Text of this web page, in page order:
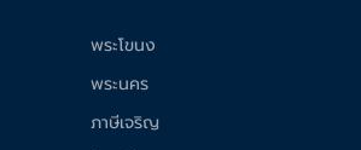
พระโขนง
พระนคร
ภาษีเจริญ